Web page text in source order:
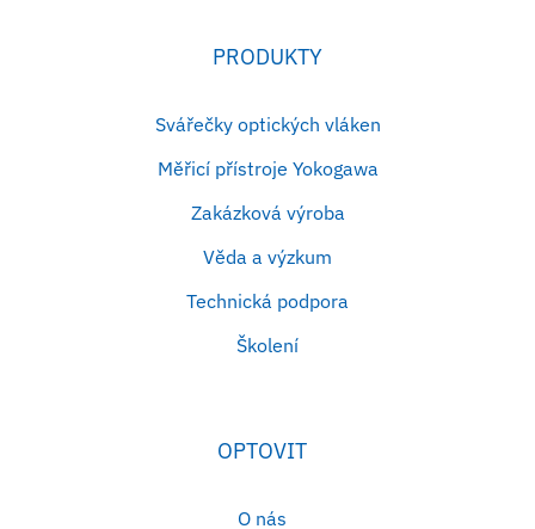
PRODUKTY
Svářečky optických vláken
Měřicí přístroje Yokogawa
Zakázková výroba
Věda a výzkum
Technická podpora
Školení
OPTOVIT
O nás